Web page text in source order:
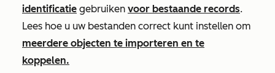
identificatie gebruiken voor bestaande records.
Lees hoe u uw bestanden correct kunt instellen om
meerdere objecten te importeren en te
koppelen.